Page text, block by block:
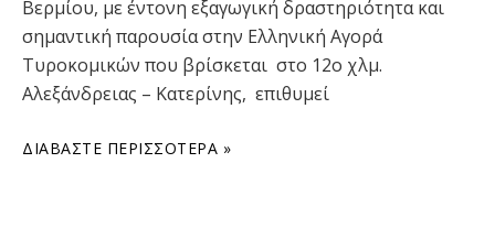
Βερμίου, με έντονη εξαγωγική δραστηριότητα και
σημαντική παρουσία στην Ελληνική Αγορά
Τυροκομικών που βρίσκεται στο 12ο χλμ.
Αλεξάνδρειας – Κατερίνης, επιθυμεί
ΔΙΑΒΆΣΤΕ ΠΕΡΙΣΣΌΤΕΡΑ »